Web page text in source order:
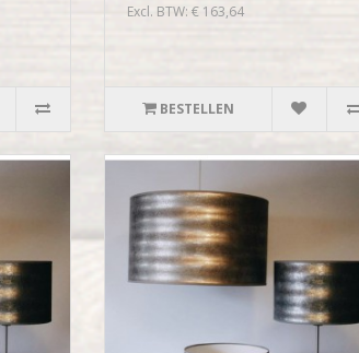
Excl. BTW: € 163,64
BESTELLEN